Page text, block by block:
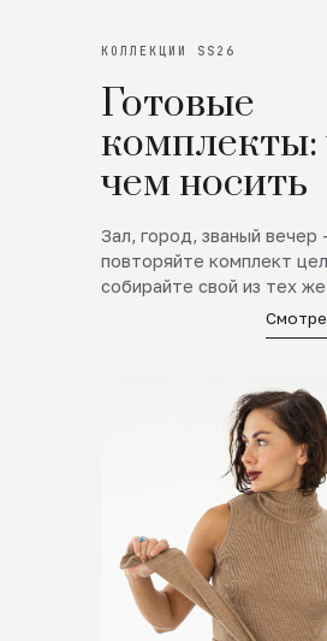
КОЛЛЕКЦИИ SS26
Готовые
комплекты:
чем носить
Зал, город, званый вечер
повторяйте комплект
собирайте свой из тех